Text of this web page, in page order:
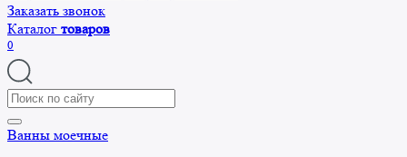
Заказать звонок
Каталог товаров
0
Search
for:
Ванны моечные